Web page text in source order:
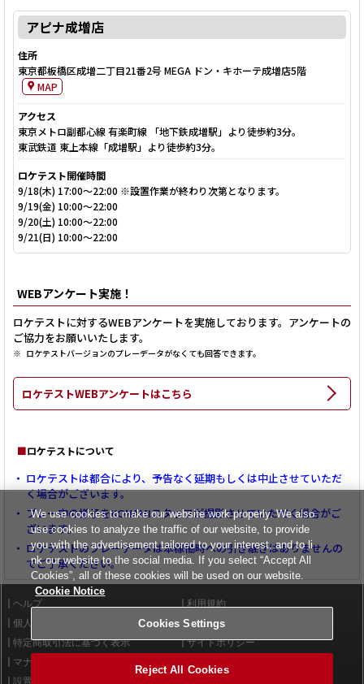
アピナ成増店
東京都板橋区成増二丁目21番2号 MEGA ドン・キホーテ成増店5階
東京メトロ副都心線 有楽町線 「地下鉄成増駅」より徒歩約3分。
東武鉄道 東上本線「成増駅」より徒歩約3分。
9/18(木) 17:00～22:00 ※設置作業が終わり次第となります。
9/19(金) 10:00～22:00
9/20(土) 10:00～22:00
9/21(日) 10:00～22:00
WEBアンケート実施！
ロケテストに対するWEBアンケートを実施しております。アンケートの
ご協力をお願いいたします。
ロケテストバージョンのプレーデータがなくても回答できます。
ロケテストWEBアンケートはこちら
■ロケテストについて
ロケテストは都合により、予告なく延期もしくは中止させていただ
く場合がございます。
プレー中の様子をKONAMIスタッフが撮影させていただく場合がご
ざいます。
ロケテストのプレーデータは本稼働時への引き継ぎはありませんの
でご了承ください。
ヘルプ
利用規約
個人情報等保護方針
外部送信について
特定商取引法に基づく表示
サイトポリシー
マナー＆ルール
設置店舗検索
We use cookies to make our website work properly. We also
use cookies to analyze the traffic of our website, to provide
you with the advertisement tailored to your interest, and to li
nk our website to the social media. If you select “Accept All
Cookies”, all of these cookies will be used on our website.
Cookie Notice
Cookies Settings
Reject All Cookies